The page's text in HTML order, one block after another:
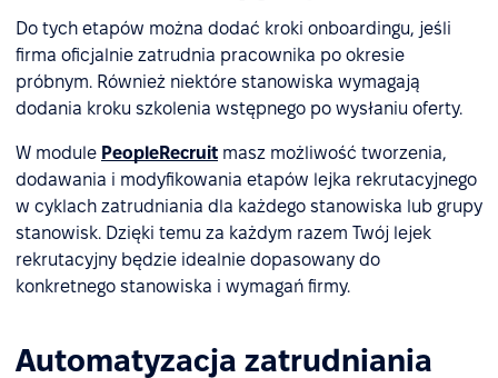
Do tych etapów można dodać kroki onboardingu, jeśli
firma oficjalnie zatrudnia pracownika po okresie
próbnym. Również niektóre stanowiska wymagają
dodania kroku szkolenia wstępnego po wysłaniu oferty.
W module PeopleRecruit masz możliwość tworzenia,
dodawania i modyfikowania etapów lejka rekrutacyjnego
w cyklach zatrudniania dla każdego stanowiska lub grupy
stanowisk. Dzięki temu za każdym razem Twój lejek
rekrutacyjny będzie idealnie dopasowany do
konkretnego stanowiska i wymagań firmy.
Automatyzacja zatrudniania